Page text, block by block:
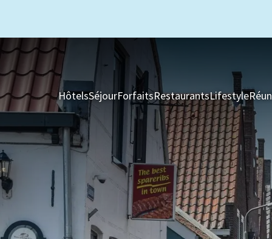
HôtelsSéjourForfaitsRestaurantsLifestyle